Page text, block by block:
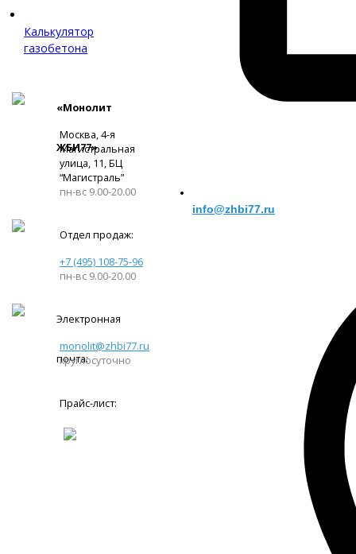
Калькулятор
газобетона
«Монолит
ЖБИ77»
Москва, 4-я
Магистральная
улица, 11, ​БЦ
“Магистраль”
пн-вс 9.00-20.00
Отдел продаж:
+7 (495) 108-75-96
пн-вс 9.00-20.00
Электронная
почта:
monolit@zhbi77.ru
круглосуточно
Прайс-лист:
info@zhbi77.ru